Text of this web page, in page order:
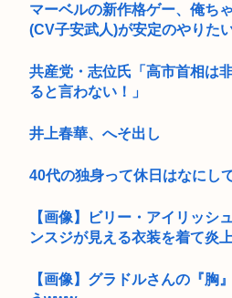
マーベルの新作格ゲー、俺ち
(CV子安武人)が安定のやりた
共産党・志位氏「高市首相は
ると言わない！」
井上春華、へそ出し
40代の独身って休日はなにし
【画像】ビリー・アイリッシ
ンスジが見える衣装を着て炎上
【画像】グラドルさんの『胸